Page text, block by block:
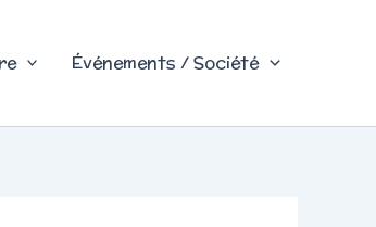
Événements / Société